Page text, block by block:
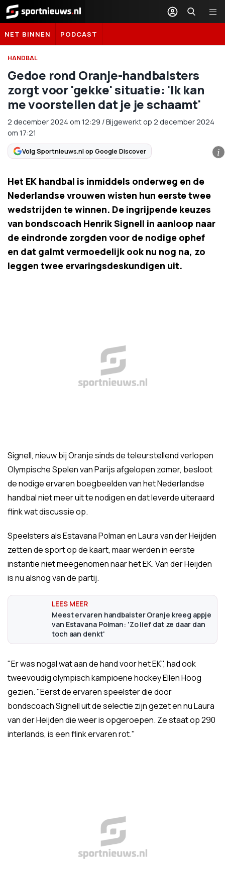
Sportnieuws.nl
NET BINNEN PODCAST
HANDBAL
Gedoe rond Oranje-handbalsters
zorgt voor 'gekke' situatie: 'Ik kan
me voorstellen dat je je schaamt'
2 december 2024 om 12:29 /Bijgewerkt op 2 december 2024
om 17:21
Volg Sportnieuws.nl op Google Discover i
Het EK handbal is inmiddels onderweg en de
Nederlandse vrouwen wisten hun eerste twee
wedstrijden te winnen. De ingrijpende keuzes
van bondscoach Henrik Signell in aanloop naar
de eindronde zorgden voor de nodige ophef
en dat galmt vermoedelijk ook nu nog na, zo
leggen twee ervaringsdeskundigen uit.
Signell, nieuw bij Oranje sinds de teleurstellend verlopen
Olympische Spelen van Parijs afgelopen zomer, besloot
de nodige ervaren boegbeelden van het Nederlandse
handbal niet meer uit te nodigen en dat leverde uiteraard
flink wat discussie op.
Speelsters als Estavana Polman en Laura van der Heijden
zetten de sport op de kaart, maar werden in eerste
instantie niet meegenomen naar het EK. Van der Heijden
is nu alsnog van de partij.
Meest ervaren handbalster Oranje kreeg appje
van Estavana Polman: 'Zo lief dat ze daar dan
toch aan denkt'
"Er was nogal wat aan de hand voor het EK", had ook
tweevoudig olympisch kampioene hockey Ellen Hoog
gezien. "Eerst de ervaren speelster die door
bondscoach Signell uit de selectie zijn gezet en nu Laura
van der Heijden die weer is opgeroepen. Ze staat op 290
interlands, is een flink ervaren rot."